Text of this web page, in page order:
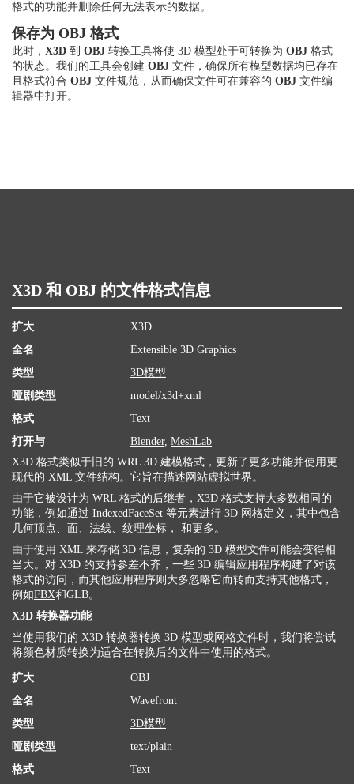
格式的功能并删除任何无法表示的数据。
保存为 OBJ 格式
此时， X3D 到 OBJ 转换工具将使 3D 模型处于可转换为 OBJ 格式
的状态。我们的工具会创建 OBJ 文件，确保所有模型数据均已存在
且格式符合 OBJ 文件规范，从而确保文件可在兼容的 OBJ 文件编
辑器中打开。
X3D 和 OBJ 的文件格式信息
扩大
X3D
全名
Extensible 3D Graphics
类型
3D模型
哑剧类型
model/x3d+xml
格式
Text
打开与
Blender, MeshLab
X3D 格式类似于旧的 WRL 3D 建模格式，更新了更多功能并使用更
现代的 XML 文件结构。它旨在描述网站虚拟世界。
由于它被设计为 WRL 格式的后继者，X3D 格式支持大多数相同的
功能，例如通过 IndexedFaceSet 等元素进行 3D 网格定义，其中包含
几何顶点、面、法线、纹理坐标， 和更多。
由于使用 XML 来存储 3D 信息，复杂的 3D 模型文件可能会变得相
当大。对 X3D 的支持参差不齐，一些 3D 编辑应用程序构建了对该
格式的访问，而其他应用程序则大多忽略它而转而支持其他格式，
例如FBX和GLB。
X3D 转换器功能
当使用我们的 X3D 转换器转换 3D 模型或网格文件时，我们将尝试
将颜色材质转换为适合在转换后的文件中使用的格式。
扩大
OBJ
全名
Wavefront
类型
3D模型
哑剧类型
text/plain
格式
Text